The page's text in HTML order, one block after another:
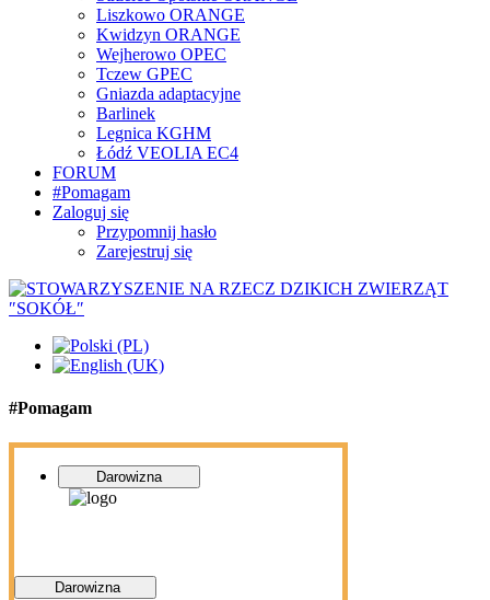
Liszkowo ORANGE
Kwidzyn ORANGE
Wejherowo OPEC
Tczew GPEC
Gniazda adaptacyjne
Barlinek
Legnica KGHM
Łódź VEOLIA EC4
FORUM
#Pomagam
Zaloguj się
Przypomnij hasło
Zarejestruj się
#Pomagam
Darowizna
Darowizna